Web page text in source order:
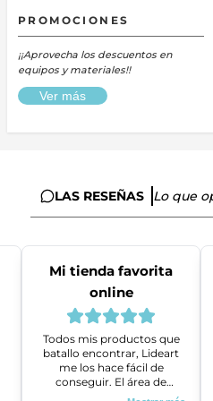
PROMOCIONES
¡¡Aprovecha los descuentos en
equipos y materiales!!
Ver más
LAS RESEÑAS Lo que
Mi tienda favorita
online
Todos mis productos que
batallo encontrar, Lideart
me los hace fácil de
conseguir. El área de
ventas es super amable y